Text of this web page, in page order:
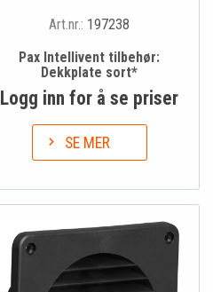
Art.nr.: 197238
Pax Intellivent tilbehør:
Dekkplate sort*
Logg inn for å se priser
SE MER